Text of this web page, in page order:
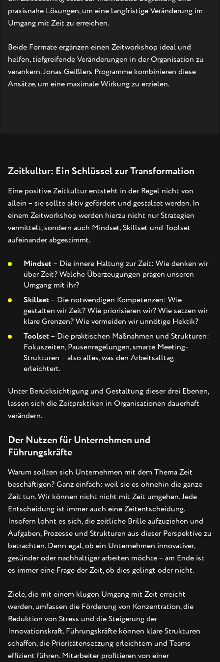
praxisnahe Lösungen, um eine langfristige Veränderung im
Umgang mit Zeit zu erreichen.
Beide Formate ergänzen einen Zeitworkshop ideal und
helfen, tiefgreifende Veränderungen in der Organisation zu
verankern. Jonas Geißlers Programme kombinieren diese
Ansätze, um eine maximale Wirkung zu erzielen.
Zeitkultur: Ein Schlüssel zur Transformation
Eine positive Zeitkultur entsteht in der Regel nicht von
allein – sie sollte aktiv gefördert und gestaltet werden. In
einem Zeitworkshop werden hierzu nicht nur Strategien
vermittelt, sondern auch Mindset, Skillset und Toolset
aufeinander abgestimmt.
Mindset – Die innere Haltung zur Zeit: Wie denken wir
über Zeit? Welche Überzeugungen prägen unseren
Umgang mit ihr?
Skillset – Die notwendigen Kompetenzen: Wie
gestalten wir Zeit? Wie priorisieren wir? Wie setzen wir
klare Grenzen? Wie vermeiden wir unnötige Hektik?
Toolset – Die praktischen Maßnahmen und Strukturen:
Fokuszeiten, Pausenregelungen, smarte Meeting-
Strukturen – also alles, was den Arbeitsalltag
erleichtert.
Unter Berücksichtigung und Gestaltung dieser drei Ebenen,
lassen sich die Zeitpraktiken in Organisationen dauerhaft
verändern.
Der Nutzen für Unternehmen und
Führungskräfte
Warum sollten sich Unternehmen mit dem Thema Zeit
beschäftigen? Ganz einfach: weil sie es ohnehin die ganze
Zeit tun. Wir können nicht nicht mit Zeit umgehen. Jede
Entscheidung ist immer auch eine Zeitentscheidung.
Insofern lohnt es sich, die zeitliche Brille aufzuziehen und
Aufgaben, Prozesse und Strukturen aus dieser Perspektive zu
betrachten. Denn egal, ob ein Unternehmen innovativer,
gesünder oder nachhaltiger arbeiten möchte – am Ende ist
es immer eine Frage der Zeit, ob dies gelingt oder nicht.
Ziele, die mit einem klugen Umgang mit Zeit erreicht
werden, umfassen die Förderung von Konzentration, die
Reduktion von Stress und die Steigerung der
Innovationskraft. Führungskräfte können klare Strukturen
schaffen, die Prioritätensetzung erleichtern und Teams
effizient führen. Mitarbeiter profitieren von einer